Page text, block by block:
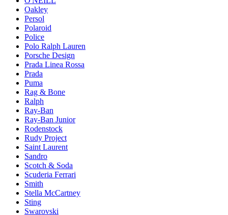
Oakley
Persol
Polaroid
Police
Polo Ralph Lauren
Porsche Design
Prada Linea Rossa
Prada
Puma
Rag & Bone
Ralph
Ray-Ban
Ray-Ban Junior
Rodenstock
Rudy Project
Saint Laurent
Sandro
Scotch & Soda
Scuderia Ferrari
Smith
Stella McCartney
Sting
Swarovski